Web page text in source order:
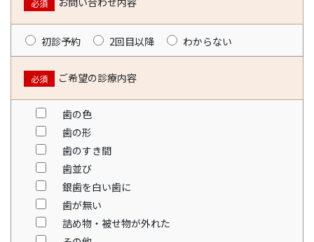
必須
初診予約 2回目以降 わからない
必須 ご希望の診療内容
歯の色
歯の形
歯のすき間
歯並び
銀歯を白い歯に
歯が無い
詰め物・被せ物が外れた